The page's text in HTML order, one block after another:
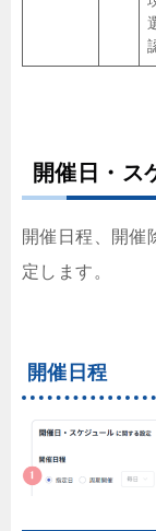
開催日・ス
開催日程、開催
定します。
開催日程